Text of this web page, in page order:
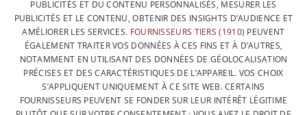
SITEMAP
PUBLICITÉS ET DU CONTENU PERSONNALISÉS, MESURER LES
PUBLICITÉS ET LE CONTENU, OBTENIR DES INSIGHTS D’AUDIENCE ET
AMÉLIORER LES SERVICES. FOURNISSEURS TIERS (1910) PEUVENT
ÉGALEMENT TRAITER VOS DONNÉES À CES FINS ET À D’AUTRES,
NOTAMMENT EN UTILISANT DES DONNÉES DE GÉOLOCALISATION
PRÉCISES ET DES CARACTÉRISTIQUES DE L’APPAREIL. VOS CHOIX
S’APPLIQUENT UNIQUEMENT À CE SITE WEB. CERTAINS
FOURNISSEURS PEUVENT SE FONDER SUR LEUR INTÉRÊT LÉGITIME